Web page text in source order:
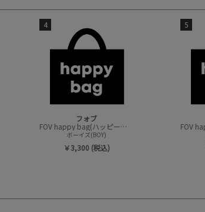
4
フォブ
FOV happy bag(ハッピーバック/トップスセット)
ボーイズ(BOY)
￥3,300 (税込)
5